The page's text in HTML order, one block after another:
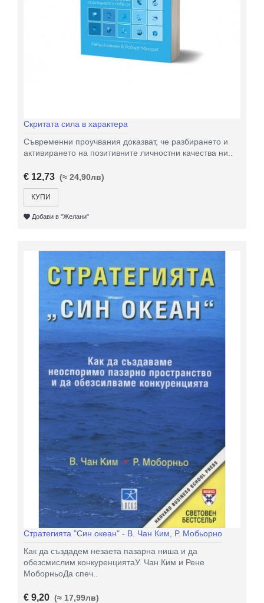
Скритата сила в характера
Съвременни проучвания доказват, че разбирането и
активирането на позитивните личностни качества ни..
€ 12,73 (≈ 24,90лв)
КУПИ
Добави в "Желани"
Стратегията "Син океан" - В. Чан Ким, Р. Мобьорно
Как да създадем незаета пазарна ниша и да
обезсмислим конкуренциятаУ. Чан Ким и Рене
МоборньоДа спеч..
€ 9,20 (≈ 17,99лв)